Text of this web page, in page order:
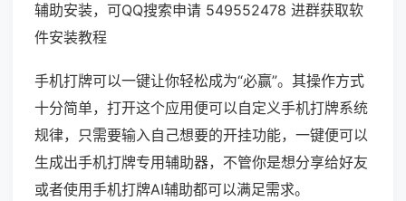
辅助安装，可QQ搜索申请 549552478 进群获取软
件安装教程
手机打牌可以一键让你轻松成为“必赢”。其操作方式
十分简单，打开这个应用便可以自定义手机打牌系统
规律，只需要输入自己想要的开挂功能，一键便可以
生成出手机打牌专用辅助器，不管你是想分享给好友
或者使用手机打牌AI辅助都可以满足需求。